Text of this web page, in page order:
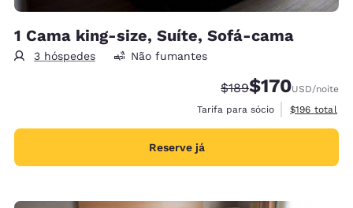
1 Cama king-size, Suíte, Sofá-cama
3 hóspedes Não fumantes
Tarifa anterior
$189Tarifa com
$170USD/noite
Tarifa para sócio
Exibir
$196 total
Reserve já